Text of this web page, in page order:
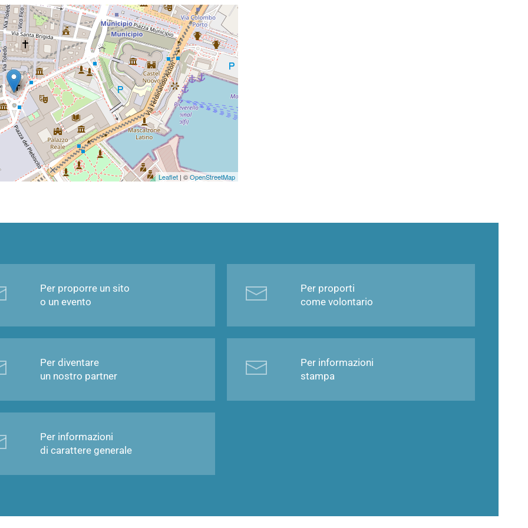
Leaflet | ©OpenStreetMap
Per proporre un sito
o un evento
Per proporti
come volontario
Per diventare
un nostro partner
Per informazioni
stampa
Per informazioni
di carattere generale